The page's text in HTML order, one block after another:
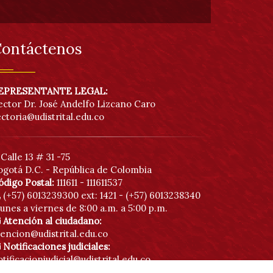
LEGAL:
Dr. José Andelfo Lizcano Caro
13 # 31 -75
D.C. - República de Colombia
Postal: 111611 - 111611537
(+57) 6013239300 ext: 1421 - (+57) 6013238340
a viernes de 8:00 a.m. a 5:00 p.m.
Atención al ciudadano:
Notificaciones judiciales: